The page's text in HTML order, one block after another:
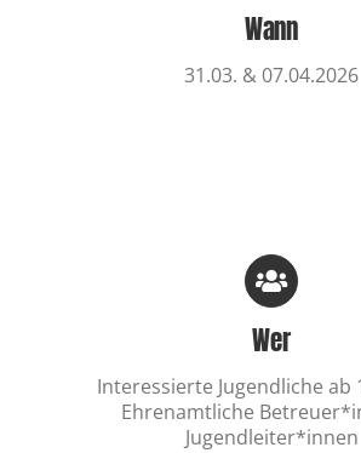
Wann
31.03. & 07.04.2026
Wer
Interessierte Jugendliche ab
Ehrenamtliche
Jugendleiter*innen